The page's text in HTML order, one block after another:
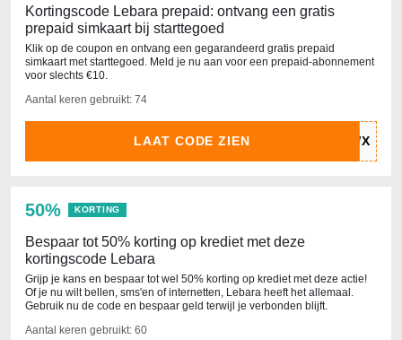
Kortingscode Lebara prepaid: ontvang een gratis
prepaid simkaart bij starttegoed
Klik op de coupon en ontvang een gegarandeerd gratis prepaid
simkaart met starttegoed. Meld je nu aan voor een prepaid-abonnement
voor slechts €10.
Aantal keren gebruikt: 74
LAAT CODE ZIEN
50% KORTING
Bespaar tot 50% korting op krediet met deze
kortingscode Lebara
Grijp je kans en bespaar tot wel 50% korting op krediet met deze actie!
Of je nu wilt bellen, sms'en of internetten, Lebara heeft het allemaal.
Gebruik nu de code en bespaar geld terwijl je verbonden blijft.
Aantal keren gebruikt: 60